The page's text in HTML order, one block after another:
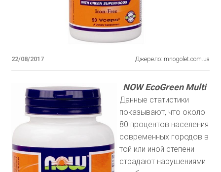
22/08/2017 Джерело: mnogolet.com.ua
NOW EcoGreen Multi
Данные статистики
показывают, что около
80 процентов населения
современных городов в
той или иной степени
страдают нарушениями